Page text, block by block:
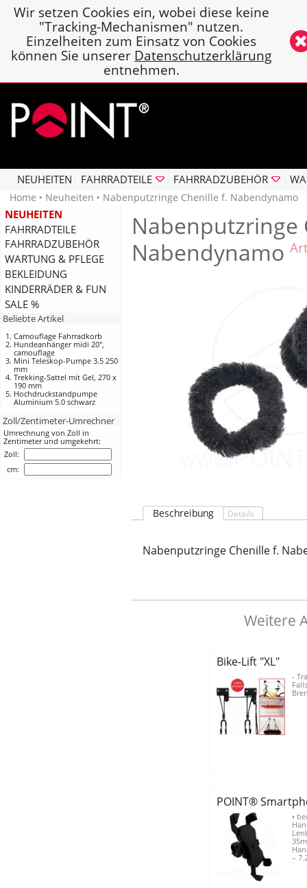
Wir setzen Cookies ein, wobei diese keine
"Tracking-Mechanismen" nutzen.
Einzelheiten zum Einsatz von Cookies
können Sie unserer Datenschutzerklärung
entnehmen.
NEUHEITEN FAHRRADTEILE FAHRRADZUBEHÖR
Home ‣ Neuheiten ‣ Nabenputzringe Chenille f. Nabendynamo
NEUHEITEN
FAHRRADTEILE
FAHRRADZUBEHÖR
WARTUNG & PFLEGE
BEKLEIDUNG
KINDERRÄDER & FUN
SALE %
Beliebte Artikel
Camouflage Fahrradkorb
Hundeanhänger midi 20",
camouflage
Mini Teleskop-Pumpe 3.5 250
mm
Trekking-Sattel mit Gel, 270 x
190 mm
Hochdruckstandpumpe
Aluminium 5.0 schwarz
Zoll/Zentimeter-Umrechner
Umrechnung von Zoll in
Zentimeter und umgekehrt:
Zoll:
cm:
Nabenputzringe
Nabendynamo
Beschreibung Details
Nabenputzringe Chenille f.
Weitere
Bike-Lift "XL"
-
POINT®
•
–